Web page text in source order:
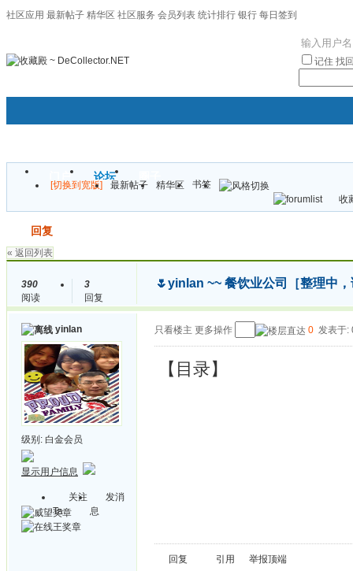
社区应用 最新帖子 精华区 社区服务 会员列表 统计排行 银行 每日签到
记住 找
门户 论坛
[切换到宽版] 最新帖子 精华区
书签
收
回复
« 返回列表
390
阅读
3
回复
🌷yinlan ~~ 餐饮业公司［整理中
yinlan
级别: 白金会员
显示用户信息
关注
Ta
发消
息
只看楼主 更多操作 0 发表于:
【目录】
回复 引用 举报顶端